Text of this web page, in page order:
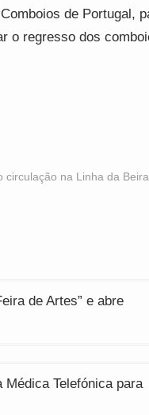
de Portugal,
o regresso dos
circulação na Linha da Beira
de Artes” e abre
Telefónica para